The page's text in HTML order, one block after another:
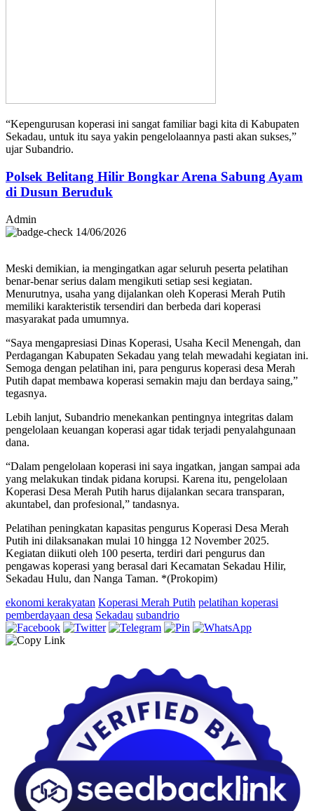
“Kepengurusan koperasi ini sangat familiar bagi kita di Kabupaten
Sekadau, untuk itu saya yakin pengelolaannya pasti akan sukses,”
ujar Subandrio.
Polsek Belitang Hilir Bongkar Arena Sabung Ayam
di Dusun Beruduk
Admin
14/06/2026
Meski demikian, ia mengingatkan agar seluruh peserta pelatihan
benar-benar serius dalam mengikuti setiap sesi kegiatan.
Menurutnya, usaha yang dijalankan oleh Koperasi Merah Putih
memiliki karakteristik tersendiri dan berbeda dari koperasi
masyarakat pada umumnya.
“Saya mengapresiasi Dinas Koperasi, Usaha Kecil Menengah, dan
Perdagangan Kabupaten Sekadau yang telah mewadahi kegiatan ini.
Semoga dengan pelatihan ini, para pengurus koperasi desa Merah
Putih dapat membawa koperasi semakin maju dan berdaya saing,”
tegasnya.
Lebih lanjut, Subandrio menekankan pentingnya integritas dalam
pengelolaan keuangan koperasi agar tidak terjadi penyalahgunaan
dana.
“Dalam pengelolaan koperasi ini saya ingatkan, jangan sampai ada
yang melakukan tindak pidana korupsi. Karena itu, pengelolaan
Koperasi Desa Merah Putih harus dijalankan secara transparan,
akuntabel, dan profesional,” tandasnya.
Pelatihan peningkatan kapasitas pengurus Koperasi Desa Merah
Putih ini dilaksanakan mulai 10 hingga 12 November 2025.
Kegiatan diikuti oleh 100 peserta, terdiri dari pengurus dan
pengawas koperasi yang berasal dari Kecamatan Sekadau Hilir,
Sekadau Hulu, dan Nanga Taman. *(Prokopim)
ekonomi kerakyatan Koperasi Merah Putih pelatihan koperasi
pemberdayaan desa Sekadau subandrio